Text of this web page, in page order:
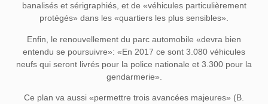
banalisés et sérigraphiés, et de «véhicules particulièrement
protégés» dans les «quartiers les plus sensibles».
Enfin, le renouvellement du parc automobile «devra bien
entendu se poursuivre»: «En 2017 ce sont 3.080 véhicules
neufs qui seront livrés pour la police nationale et 3.300 pour la
gendarmerie».
Ce plan va aussi «permettre trois avancées majeures» (B.